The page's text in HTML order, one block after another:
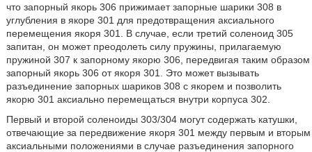
что запорный якорь 306 прижимает запорные шарики 308 в
углубления в якоре 301 для предотвращения аксиального
перемещения якоря 301. В случае, если третий соленоид 305
запитан, он может преодолеть силу пружины, прилагаемую
пружиной 307 к запорному якорю 306, передвигая таким образом
запорный якорь 306 от якоря 301. Это может вызывать
разъединение запорных шариков 308 с якорем и позволить
якорю 301 аксиально перемещаться внутри корпуса 302.
Первый и второй соленоиды 303/304 могут содержать катушки,
отвечающие за передвижение якоря 301 между первым и вторым
аксиальными положениями в случае разъединения запорного